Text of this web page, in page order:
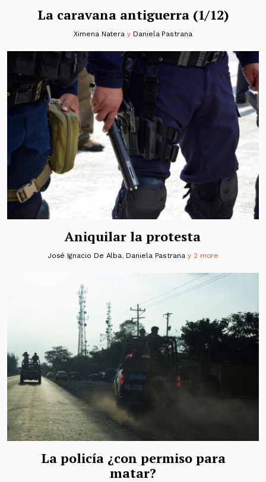
La caravana antiguerra (1/12)
Ximena Natera y Daniela Pastrana
Aniquilar la protesta
José Ignacio De Alba, Daniela Pastranay 2 more
La policía ¿con permiso para
matar?